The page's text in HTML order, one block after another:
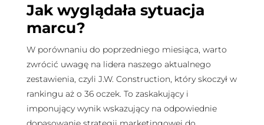
Jak wyglądała sytuacja
marcu?
W porównaniu do poprzedniego miesiąca, warto
zwrócić uwagę na lidera naszego aktualnego
zestawienia, czyli J.W. Construction, który skoczył w
rankingu aż o 36 oczek. To zaskakujący i
imponujący wynik wskazujący na odpowiednie